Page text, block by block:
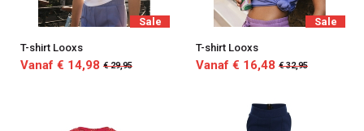
Sale
T-shirt Looxs
Vanaf € 14,98 € 29,95
Sale
T-shirt Looxs
Vanaf € 16,48 € 32,95